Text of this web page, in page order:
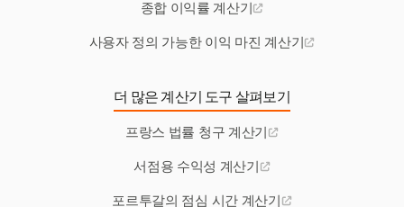
종합 이익률 계산기
사용자 정의 가능한 이익 마진 계산기
더 많은 계산기 도구 살펴보기
프랑스 법률 청구 계산기
서점용 수익성 계산기
포르투갈의 점심 시간 계산기